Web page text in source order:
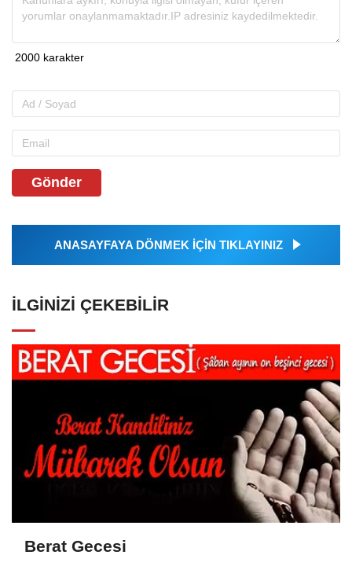
Gönder
ANASAYFAYA DÖNMEK İÇİN TIKLAYINIZ
İLGINIZI ÇEKEBILIR
Berat Gecesi